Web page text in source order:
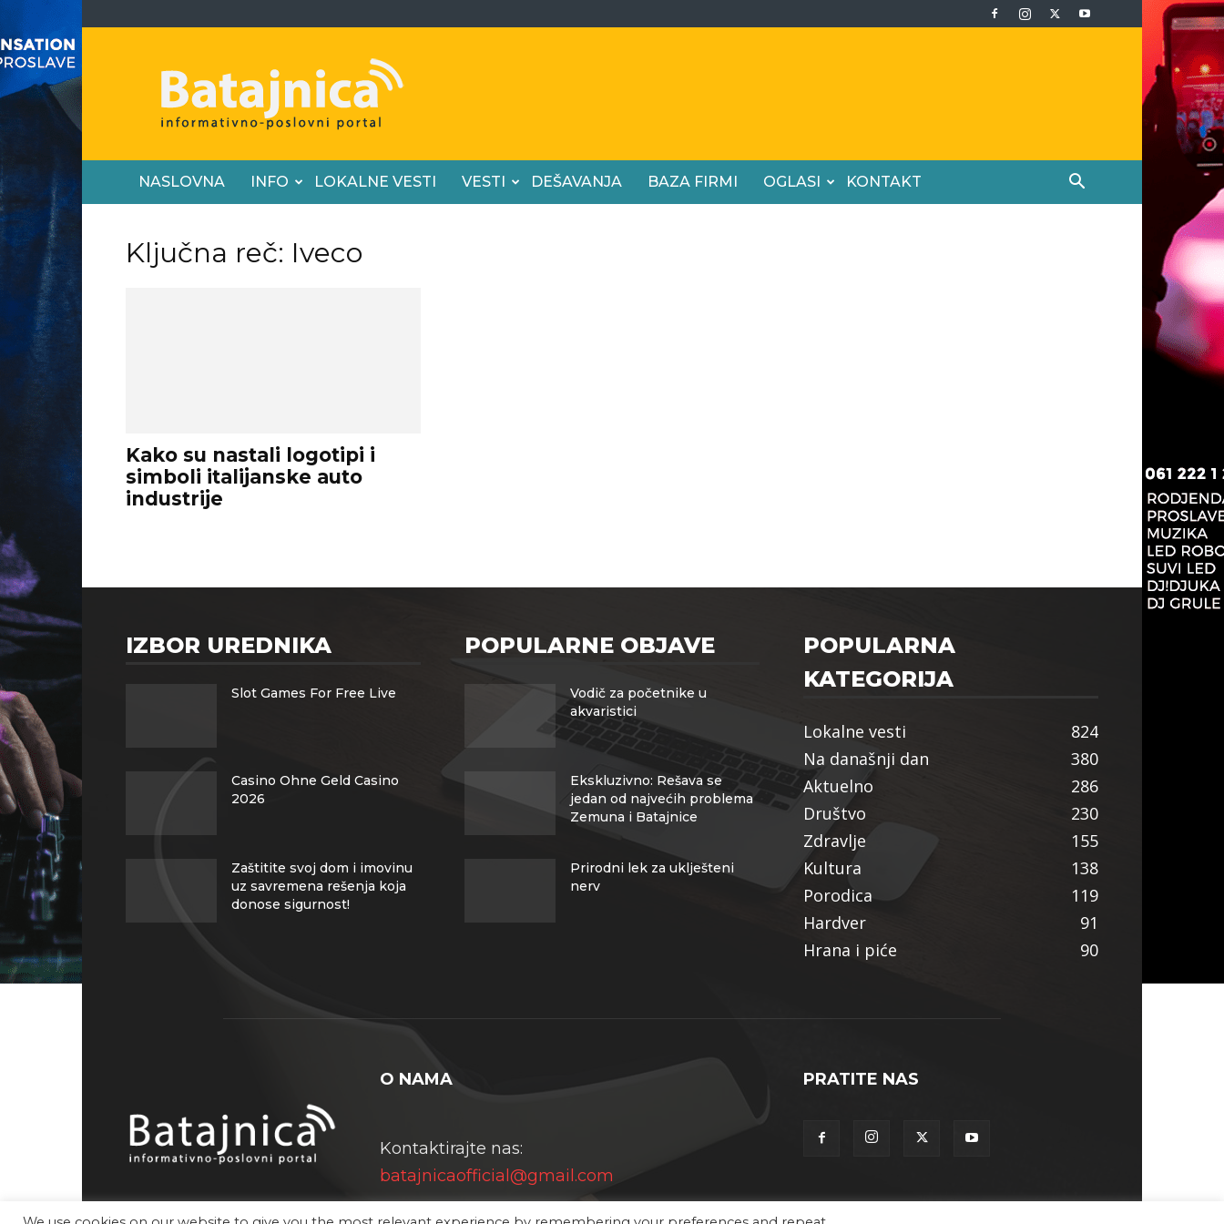
Batajnica
NASLOVNA INFO LOKALNE VESTI VESTI DEŠAVANJA BAZA FIRMI OGLASI KONTAKT
Ključna reč: Iveco
Kako su nastali logotipi i
simboli italijanske auto
industrije
IZBOR UREDNIKA
Slot Games For Free Live
Casino Ohne Geld Casino
2026
Zaštitite svoj dom i imovinu
uz savremena rešenja koja
donose sigurnost!
POPULARNE OBJAVE
Vodič za početnike u
akvaristici
Ekskluzivno: Rešava se
jedan od najvećih problema
Zemuna i Batajnice
Prirodni lek za uklješteni
nerv
POPULARNA
KATEGORIJA
Lokalne vesti
824
Na današnji dan
380
Aktuelno
286
Društvo
230
Zdravlje
155
Kultura
138
Porodica
119
Hardver
91
Hrana i piće
90
O NAMA
Kontaktirajte nas:
batajnicaofficial@gmail.com
PRATITE NAS